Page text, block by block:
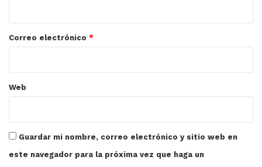
*
Correo electrónico *
Web
Guardar mi nombre, correo electrónico y sitio web en
este navegador para la próxima vez que haga un